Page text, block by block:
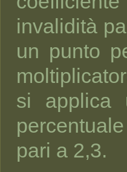
invalidità
un punto
si applica
pari a 2,3.